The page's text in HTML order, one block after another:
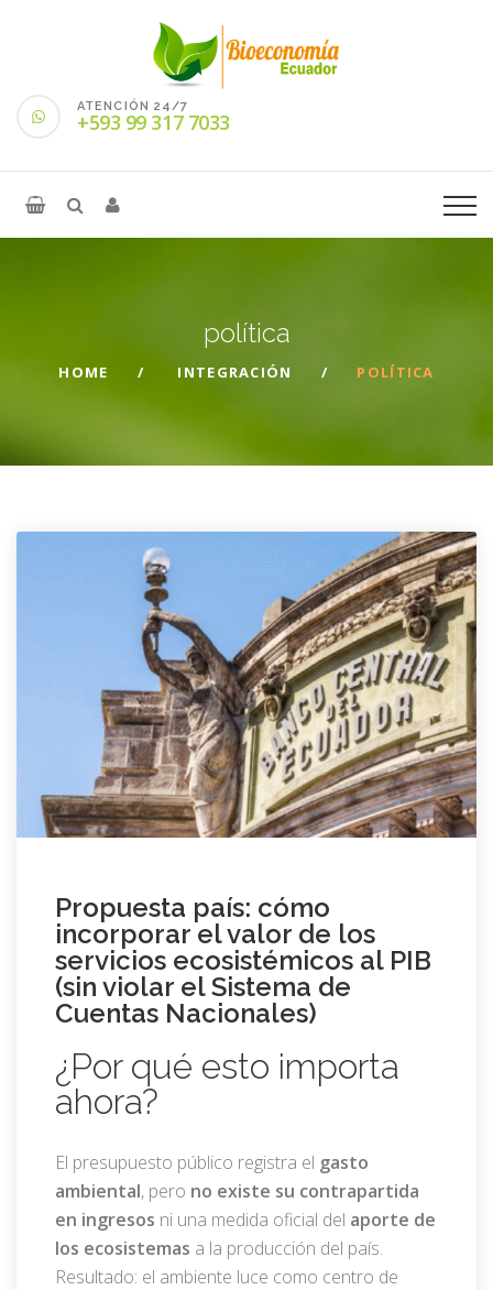
ATENCIÓN 24/7
+593 99 317 7033
política
HOME INTEGRACIÓN POLÍTICA
Propuesta país: cómo
incorporar el valor de los
servicios ecosistémicos al PIB
(sin violar el Sistema de
Cuentas Nacionales)
¿Por qué esto importa
ahora?
El presupuesto público registra el gasto
ambiental, pero no existe su contrapartida
en ingresos ni una medida oficial del aporte de
los ecosistemas a la producción del país.
Resultado: el ambiente luce como centro de